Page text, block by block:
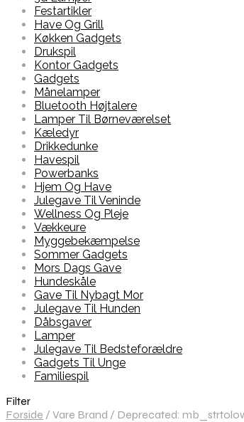
Festartikler
Have Og Grill
Køkken Gadgets
Drukspil
Kontor Gadgets
Gadgets
Månelamper
Bluetooth Højtalere
Lamper Til Børneværelset
Kæledyr
Drikkedunke
Havespil
Powerbanks
Hjem Og Have
Julegave Til Veninde
Wellness Og Pleje
Vækkeure
Myggebekæmpelse
Sommer Gadgets
Mors Dags Gave
Hundeskåle
Gave Til Nybagt Mor
Julegave Til Hunden
Dåbsgaver
Lamper
Julegave Til Bedsteforældre
Gadgets Til Unge
Familiespil
Filter
Forside / Vare Brand / Deprecated: